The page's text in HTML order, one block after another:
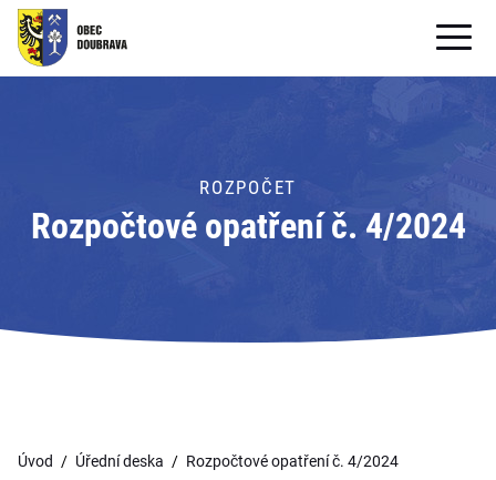
OBECNÍ ÚŘAD
PRO OBČANY
Formuláře ke stažení
PRO TURISTY
ROZPOČET
Rozpočtové opatření č. 4/2024
Úvod Úřední deska Rozpočtové opatření č. 4/2024